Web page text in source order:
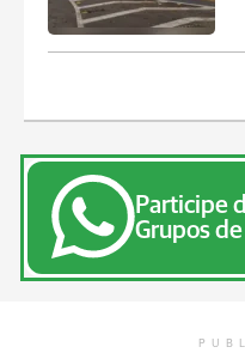
Participe
Grupos